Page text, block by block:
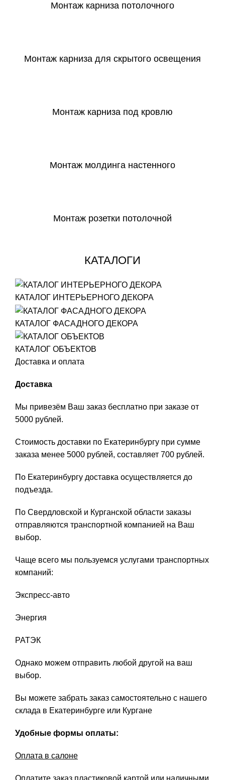
Монтаж карниза потолочного
Монтаж карниза для скрытого освещения
Монтаж карниза под кровлю
Монтаж молдинга настенного
Монтаж розетки потолочной
КАТАЛОГИ
КАТАЛОГ ИНТЕРЬЕРНОГО ДЕКОРА
КАТАЛОГ ФАСАДНОГО ДЕКОРА
КАТАЛОГ ОБЪЕКТОВ
Доставка и оплата
Доставка
Мы привезём Ваш заказ бесплатно при заказе от
5000 рублей.
Стоимость доставки по Екатеринбургу при сумме
заказа менее 5000 рублей, составляет 700 рублей.
По Екатеринбургу доставка осуществляется до
подъезда.
По Свердловской и Курганской области заказы
отправляются транспортной компанией на Ваш
выбор.
Чаще всего мы пользуемся услугами транспортных
компаний:
Экспресс-авто
Энергия
РАТЭК
Однако можем отправить любой другой на ваш
выбор.
Вы можете забрать заказ самостоятельно с нашего
склада в Екатеринбурге или Кургане
Удобные формы оплаты:
Оплата в салоне
Оплатите заказ пластиковой картой или наличными